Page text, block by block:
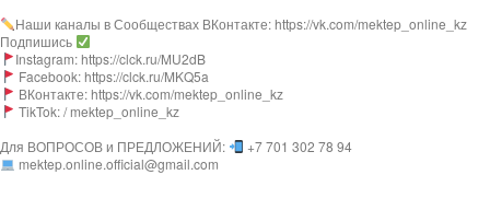
Наши каналы в Сообществах ВКонтакте: https://vk.com/mektep_online_kz
Подпишись
Instagram: https://clck.ru/MU2dB
Facebook: https://clck.ru/MKQ5a
ВКонтакте: https://vk.com/mektep_online_kz
TikTok: / mektep_online_kz
Для ВОПРОСОВ и ПРЕДЛОЖЕНИЙ:
+7 701 302 78 94
mektep.online.official@gmail.com